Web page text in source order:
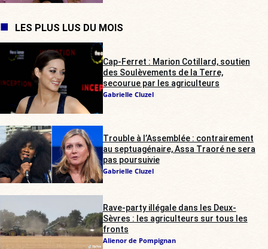
LES PLUS LUS DU MOIS
Cap-Ferret : Marion Cotillard, soutien
des Soulèvements de la Terre,
secourue par les agriculteurs
Gabrielle Cluzel
Trouble à l’Assemblée : contrairement
au septuagénaire, Assa Traoré ne sera
pas poursuivie
Gabrielle Cluzel
Rave-party illégale dans les Deux-
Sèvres : les agriculteurs sur tous les
fronts
Alienor de Pompignan